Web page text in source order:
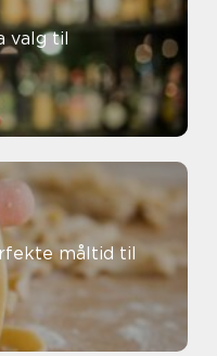
valg til
måltid til